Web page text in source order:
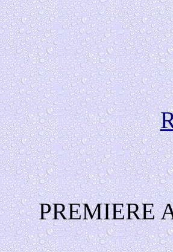
PREMIERE